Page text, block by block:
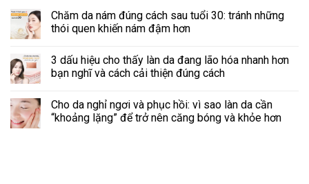
Chăm da nám đúng cách sau tuổi 30: tránh những
thói quen khiến nám đậm hơn
3 dấu hiệu cho thấy làn da đang lão hóa nhanh hơn
bạn nghĩ và cách cải thiện đúng cách
Cho da nghỉ ngơi và phục hồi: vì sao làn da cần
“khoảng lặng” để trở nên căng bóng và khỏe hơn